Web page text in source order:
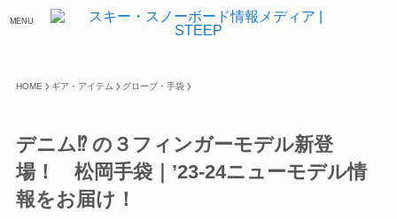
MENU
HOME ギア・アイテム グローブ・手袋
デニム⁉ の３フィンガーモデル新登
場！ 松岡手袋｜’23-24ニューモデル情
報をお届け！